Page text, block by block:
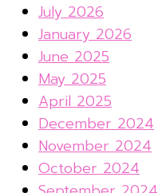
July 2026
January 2026
June 2025
May 2025
April 2025
December 2024
November 2024
October 2024